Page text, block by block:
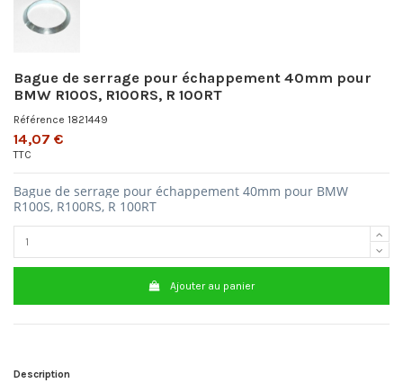
Bague de serrage pour échappement 40mm pour
BMW R100S, R100RS, R 100RT
Référence 1821449
14,07 €
TTC
Bague de serrage pour échappement 40mm pour BMW
R100S, R100RS, R 100RT
Ajouter au panier
Description